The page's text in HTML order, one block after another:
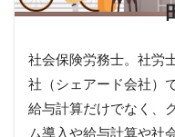
社会保険労務士。社労
社（シェアード会社）
給与計算だけでなく、
ム導入や給与計算や社